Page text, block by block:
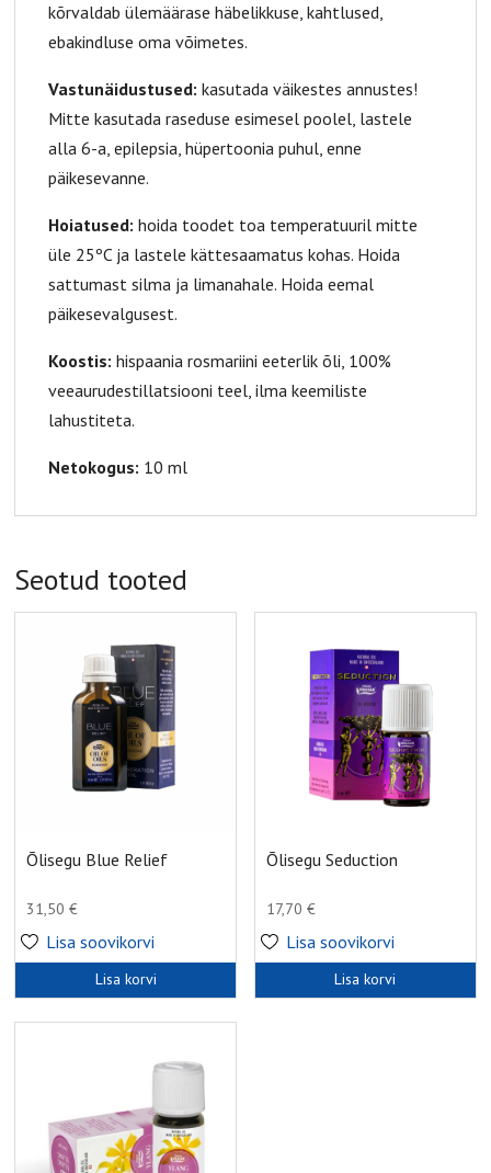
kõrvaldab ülemäärase häbelikkuse, kahtlused,
ebakindluse oma võimetes.
Vastunäidustused: kasutada väikestes annustes!
Mitte kasutada raseduse esimesel poolel, lastele
alla 6-a, epilepsia, hüpertoonia puhul, enne
päikesevanne.
Hoiatused: hoida toodet toa temperatuuril mitte
üle 25ºC ja lastele kättesaamatus kohas. Hoida
sattumast silma ja limanahale. Hoida eemal
päikesevalgusest.
Koostis: hispaania rosmariini eeterlik õli, 100%
veeaurudestillatsiooni teel, ilma keemiliste
lahustiteta.
Netokogus: 10 ml
Seotud tooted
Õlisegu Blue Relief
31,50€
Lisa soovikorvi
Lisa korvi
Õlisegu Seduction
17,70€
Lisa soovikorvi
Lisa korvi